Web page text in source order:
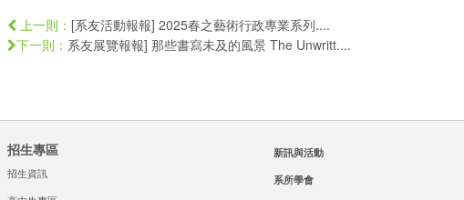
上一則： [系友活動報報] 2025春之藝術行政專業系列....
下一則： 系友展覽報報] 那些書寫未及的風景 The Unwritt....
招生專區
招生資訊
新訊與活動
系所學會